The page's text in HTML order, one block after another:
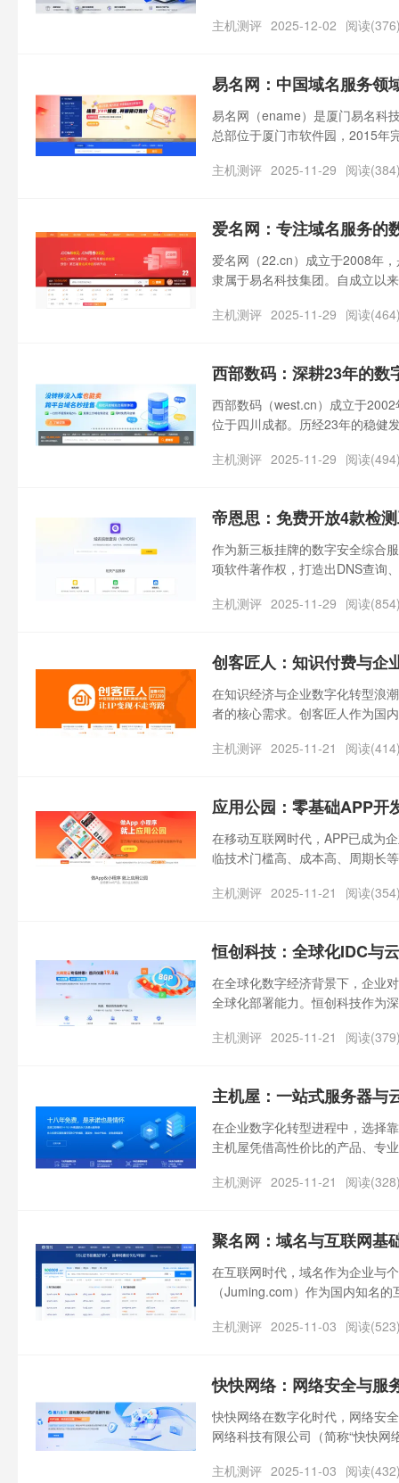
境外则在香港、韩国、日本、美
主机测评 2025-12-02 阅读
易名网：中国域名服务领
易名网（ename）是厦门易名科
总部位于厦门市软件园，2015年
逐步发展成为集域名注册、交易
主机测评 2025-11-29 阅读
爱名网：专注域名服务的
爱名网（22.cn）成立于2008年
隶属于易名科技集团。自成立以
主机测评 2025-11-29 阅读
西部数码：深耕23年的数
西部数码（west.cn）成立于
位于四川成都。历经23年的稳健
主机测评 2025-11-29 阅读
帝恩思：免费开放4款检
作为新三板挂牌的数字安全综合
项软件著作权，打造出DNS查询
主机测评 2025-11-29 阅读
创客匠人：知识付费与企
在知识经济与企业数字化转型浪
者的核心需求。创客匠人作为国
构、行业专家、中小企业的优选
主机测评 2025-11-21 阅读
应用公园：零基础APP开
在移动互联网时代，APP已成为
临技术门槛高、成本高、周期长
应用公园究竟是什么？能为用户
主机测评 2025-11-21 阅读
恒创科技：全球化IDC与
在全球化数字经济背景下，企业
全球化部署能力。恒创科技作为
究竟有何特色？能为用户提供哪
主机测评 2025-11-21 阅读
主机屋：一站式服务器与
在企业数字化转型进程中，选择
主机屋凭借高性价比的产品、专
又有哪些优势值得选择？
主机测评 2025-11-21 阅读
聚名网：域名与互联网基
在互联网时代，域名作为企业与
（Juming.com）作为国内知名
主机测评 2025-11-03 阅读
快快网络：网络安全与服
快快网络在数字化时代，网络安
网络科技有限公司（简称“快快
主机测评 2025-11-03 阅读